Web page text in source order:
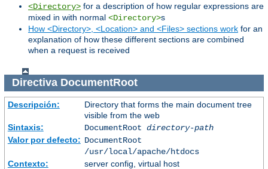
<Directory> for a description of how regular expressions are
mixed in with normal <Directory>s
How <Directory>, <Location> and <Files> sections work for an
explanation of how these different sections are combined
when a request is received
Directiva DocumentRoot
Descripción:
Directory that forms the main document tree
visible from the web
Sintaxis:
DocumentRoot directory-path
Valor por defecto: DocumentRoot
/usr/local/apache/htdocs
Contexto:
server config, virtual host